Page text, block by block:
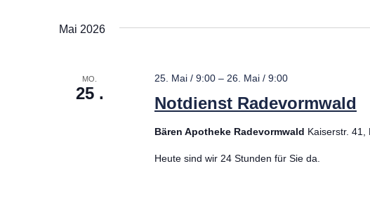
Mai 2026
MO.
25
Notdienst Radevormwald
25. Mai / 9:00– 26. Mai / 9:00
Bären Apotheke Radevormwald Kaiserstr. 41,
Heute sind wir 24 Stunden für Sie da.